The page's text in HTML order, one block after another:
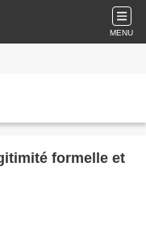
MENU
formelle et